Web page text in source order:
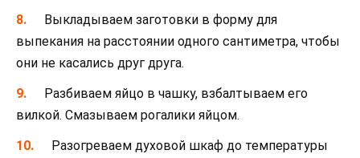
Выкладываем заготовки в форму для
выпекания на расстоянии одного сантиметра, чтобы
они не касались друг друга.
Разбиваем яйцо в чашку, взбалтываем его
вилкой. Смазываем рогалики яйцом.
Разогреваем духовой шкаф до температуры